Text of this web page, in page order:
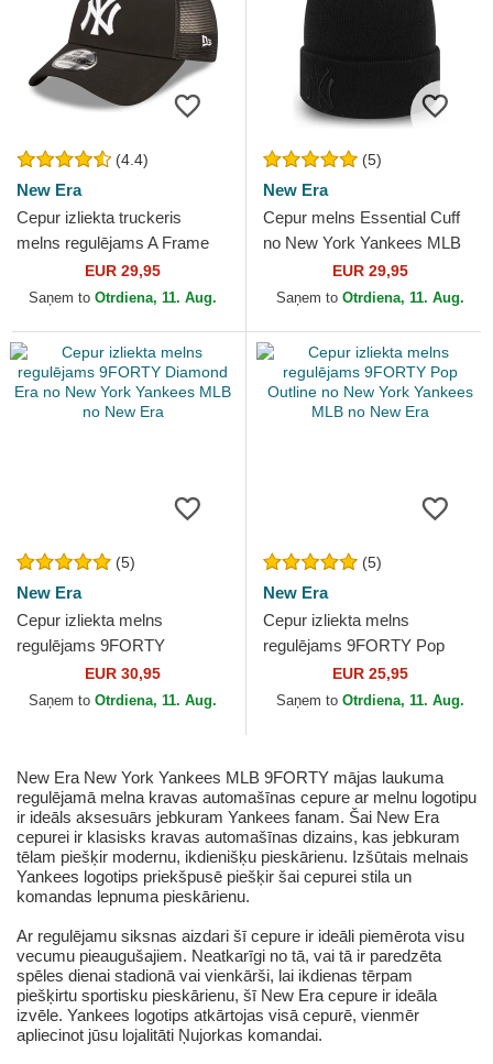
(4.4)
New Era
Cepur izliekta truckeris
melns regulējams A Frame
Home Field no New York
Yankees MLB no New Era
EUR 29,95
Saņem to Otrdiena, 11. Aug.
(5)
New Era
Cepur melns Essential Cuff
no New York Yankees MLB
no New EraEUR 29,95
Saņem to Otrdiena, 11. Aug.
(5)
New Era
Cepur izliekta melns
regulējams 9FORTY
Diamond Era no New York
Yankees MLB no New Era
EUR 30,95
Saņem to Otrdiena, 11. Aug.
(5)
New Era
Cepur izliekta melns
regulējams 9FORTY Pop
Outline no New York
Yankees MLB no New Era
EUR 25,95
Saņem to Otrdiena, 11. Aug.
New Era New York Yankees MLB 9FORTY mājas laukuma
regulējamā melna kravas automašīnas cepure ar melnu logotipu
ir ideāls aksesuārs jebkuram Yankees fanam. Šai New Era
cepurei ir klasisks kravas automašīnas dizains, kas jebkuram
tēlam piešķir modernu, ikdienišķu pieskārienu. Izšūtais melnais
Yankees logotips priekšpusē piešķir šai cepurei stila un
komandas lepnuma pieskārienu.
Ar regulējamu siksnas aizdari šī cepure ir ideāli piemērota visu
vecumu pieaugušajiem. Neatkarīgi no tā, vai tā ir paredzēta
spēles dienai stadionā vai vienkārši, lai ikdienas tērpam
piešķirtu sportisku pieskārienu, šī New Era cepure ir ideāla
izvēle. Yankees logotips atkārtojas visā cepurē, vienmēr
apliecinot jūsu lojalitāti Ņujorkas komandai.